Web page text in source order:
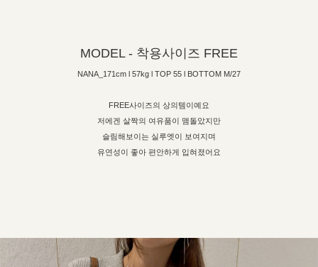
MODEL - 착용사이즈 FREE
NANA_171cm l 57kg l TOP 55 l BOTTOM M/27
FREE사이즈의 상의템이예요
저에겐 살짝의 여유품이 맴돌았지만
슬림해보이는 실루엣이 보여지며
유연성이 좋아 편안하게 입혀졌어요